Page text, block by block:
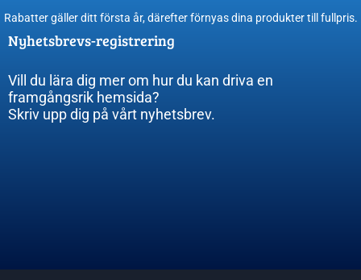
Rabatter gäller ditt första år, därefter förnyas dina produkter till fullpris​.
Nyhetsbrevs-registrering
Vill du lära dig mer om hur du kan driva en
framgångsrik hemsida?
Skriv upp dig på vårt nyhetsbrev.